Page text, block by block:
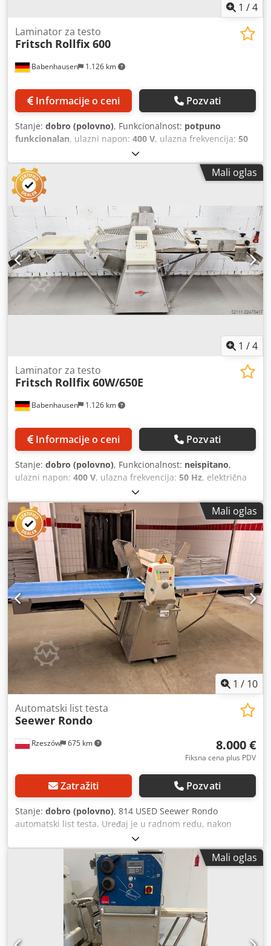
1 /4
Babenhausen 1.126 km
Laminator za testo
Fritsch Rollfix 600
Informacije o ceni Pozvati
Stanje: dobro (polovno), Funkcionalnost: potpuno
funkcionalan, ulazni napon: 400 V, ulazna frekvencija: 50
, širina otvora:
ulazne struje:trofazni, Mašina za razvlačenje testa Fritsch
Rollfix 3WK 600 za sve vrste testa za razvlačenje i
oblikovanje Širina trake 600 mm Dcedpfx Aszq Uw Ajlnjk
Razmak valjaka od 0,3 do 30 mm Mašina za razvlačenje
testa, mobilna sa ručnom i nožnom kontrolom Priključak
400V, utikač 16A-CEE Korišćena mašina
Mali oglas
1 /4
Babenhausen 1.126 km
Laminator za testo
Fritsch Rollfix 60W/650E
Informacije o ceni Pozvati
Stanje: dobro (polovno), Funkcionalnost: neispitano,
ulazni napon: 400 V, ulazna frekvencija: 50 Hz, električna
, širina otvora:45 mm
trofazni, Mašina za razvlačenje testa Fritsch Rollfix
60W/650E Računarska kontrola za sva testa, za razvlačenje
i oblikovanje Ploča za pritiskanje za dugačke komade testa
Izvedba od nerđajućeg čelika do 650 mm širine proizvoda
Priključak 400V, CEE utičnica 16A Dcodpfx Ajzq Uwvelnok
Korišćena mašina
Mali oglas
1 / 10
Rzeszów 675 km
Automatski list testa
Seewer Rondo
8.000 €
Fiksna cena plus PDV
Zatražiti Pozvati
Stanje: dobro (polovno), 814 USED Seewer Rondo
automatski list testa. Uređaj je u radnom redu, nakon
inspekcije. SPOLJNE DIMENZIJE (u cm): - širina 115 - dužina
340 - visina 140 DIMENZIJE RUKE (u cm): - širina 63 - dužina
160 Dodpotrtyvjfx Alnjck Uređaj je spreman za gledanje u
našem skladištu (36-068 Bachórz, Poljska). Dostupne
plaćene opcije: transport / instalacija / provizija. Cena je
neto. GOVORIMO ENGLESKI, NEMAČKI, FRANCUSKI, RUSKI,
UKRAJINSKI.
Mali oglas